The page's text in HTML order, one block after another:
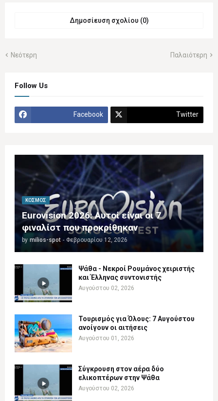
Δημοσίευση σχολίου (0)
Νεότερη Παλαιότερη
Follow Us
Facebook Twitter
ΚΌΣΜΟΣ
Eurovision 2026: Αυτοί είναι οι 7
φιναλίστ που προκρίθηκαν
by milios-spot - Φεβρουαρίου 12, 2026
Ψάθα - Νεκροί Ρουμάνος χειριστής
και Έλληνας συντονιστής
Αυγούστου 02, 2026
Τουρισμός για Όλους: 7 Αυγούστου
ανοίγουν οι αιτήσεις
Αυγούστου 01, 2026
Σύγκρουση στον αέρα δύο
ελικοπτέρων στην Ψάθα
Αυγούστου 02, 2026